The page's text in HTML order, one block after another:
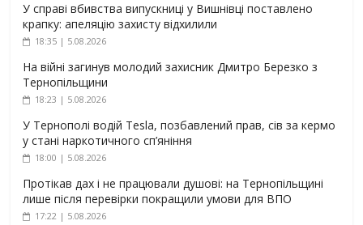
У справі вбивства випускниці у Вишнівці поставлено
крапку: апеляцію захисту відхилили
18:35 | 5.08.2026
На війні загинув молодий захисник Дмитро Березко з
Тернопільщини
18:23 | 5.08.2026
У Тернополі водій Tesla, позбавлений прав, сів за кермо
у стані наркотичного сп’яніння
18:00 | 5.08.2026
Протікав дах і не працювали душові: на Тернопільщині
лише після перевірки покращили умови для ВПО
17:22 | 5.08.2026